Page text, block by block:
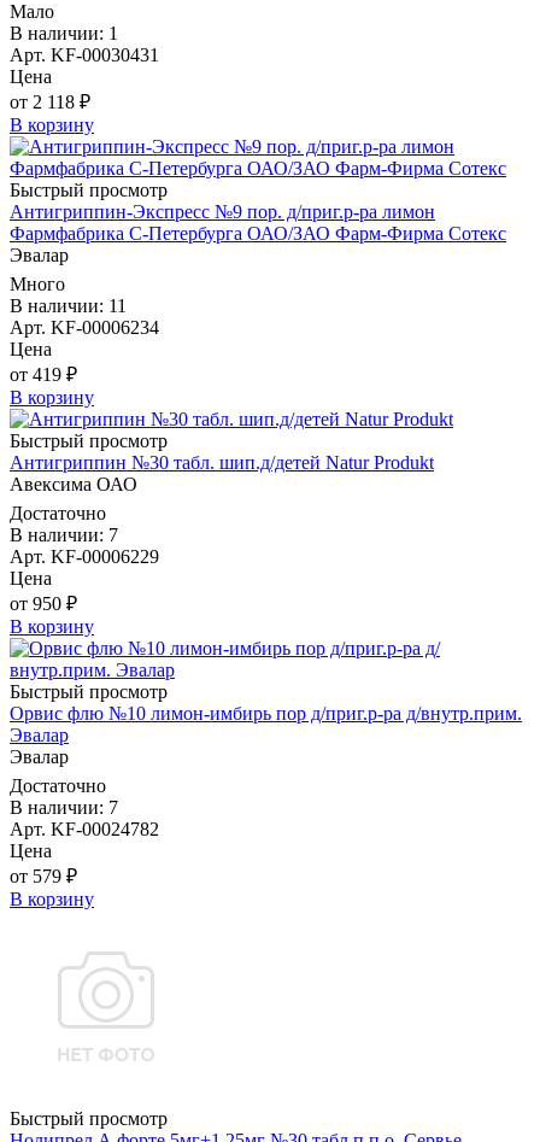
Мало
В наличии: 1
Арт. KF-00030431
Цена
от 2 118 ₽
В корзину
Быстрый просмотр
Антигриппин-Экспресс №9 пор. д/приг.р-ра лимон
Фармфабрика С-Петербурга ОАО/ЗАО Фарм-Фирма Сотекс
Эвалар
Много
В наличии: 11
Арт. KF-00006234
Цена
от 419 ₽
В корзину
Быстрый просмотр
Антигриппин №30 табл. шип.д/детей Natur Produkt
Авексима ОАО
Достаточно
В наличии: 7
Арт. KF-00006229
Цена
от 950 ₽
В корзину
Быстрый просмотр
Орвис флю №10 лимон-имбирь пор д/приг.р-ра д/внутр.прим.
Эвалар
Эвалар
Достаточно
В наличии: 7
Арт. KF-00024782
Цена
от 579 ₽
В корзину
Быстрый просмотр